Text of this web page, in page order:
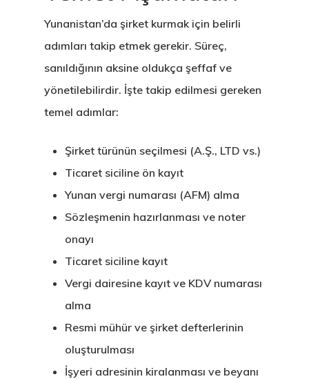
Yunanistan’da şirket kurmak için belirli
adımları takip etmek gerekir. Süreç,
sanıldığının aksine oldukça şeffaf ve
yönetilebilirdir. İşte takip edilmesi gereken
temel adımlar:
Şirket türünün seçilmesi (A.Ş., LTD vs.)
Ticaret siciline ön kayıt
Yunan vergi numarası (AFM) alma
Sözleşmenin hazırlanması ve noter
onayı
Ticaret siciline kayıt
Vergi dairesine kayıt ve KDV numarası
alma
Resmi mühür ve şirket defterlerinin
oluşturulması
İşyeri adresinin kiralanması ve beyanı